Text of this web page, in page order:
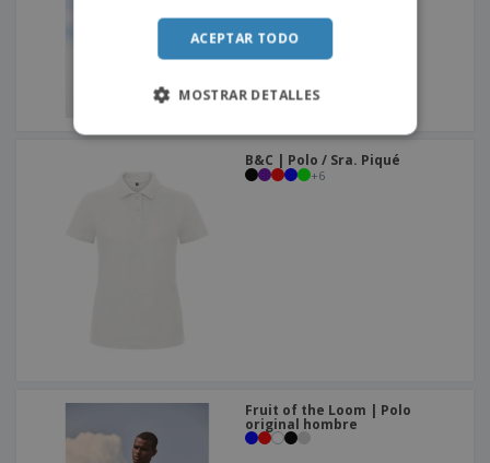
B&C | Polo / Sra. Piqué
+6
Fruit of the Loom | Polo
original hombre
ACEPTAR TODO
MOSTRAR DETALLES